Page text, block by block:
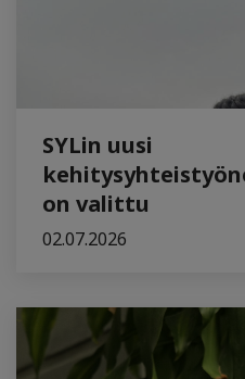
SYLin uusi
on valittu
02.07.2026